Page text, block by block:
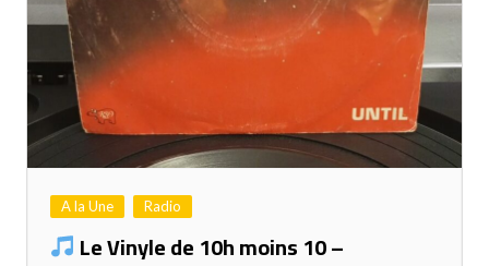
A la Une Radio
Le Vinyle de 10h moins 10 –